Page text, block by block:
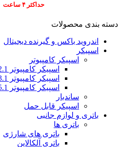
حداکثر ۴ ساعت
دسته بندی محصولات
اندروید باکس و گیرنده دیجیتال
اسپیکر
اسپیکر کامپیوتر
اسپیکر کامپیوتر 2.1
اسپیکر کامپیوتر 3.1
اسپیکر کامپیوتر 5.1
ساندبار
اسپیکر قابل حمل
باتری و لوازم جانبی
باتری ها
باتری های شارژی
باتری آلکالاین